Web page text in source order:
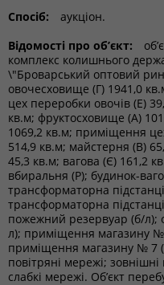
Спосіб:
аукціон.
Відомості про об’єкт:
комплекс колишнього
\"Броварський оптовий
овочесховище (Г) 1941,0
цех переробки овочів (Е)
кв.м; фруктосховище (А)
1069,2 кв.м; приміщення
514,9 кв.м; майстерня (В)
45,3 кв.м; вагова (Є) 161,2
вбиральня (Р); будинок-
трансформаторна
трансформаторна
пожежний резервуар (б/л);
л); приміщення магазину №
приміщення магазину № 7
повітряні мережі;
слабкі мережі. Об’єкт